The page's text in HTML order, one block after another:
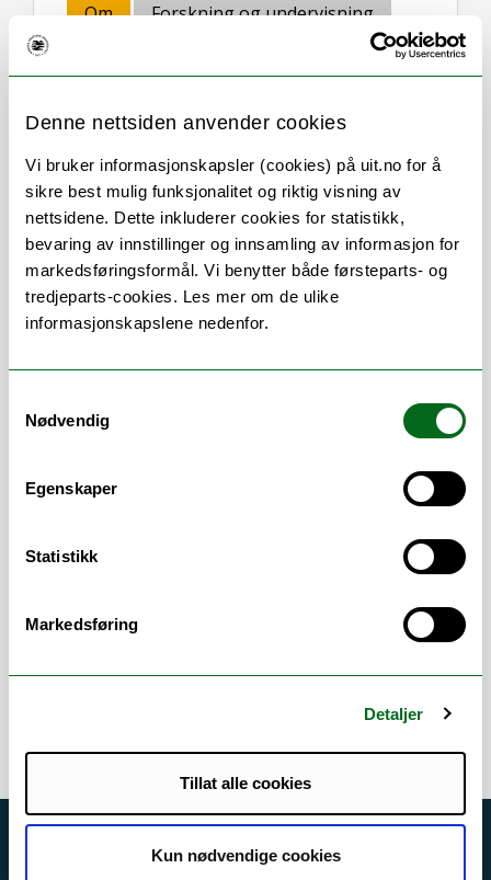
Denne nettsiden anvender cookies
Vi bruker informasjonskapsler (cookies) på uit.no for å
sikre best mulig funksjonalitet og riktig visning av
nettsidene. Dette inkluderer cookies for statistikk,
bevaring av innstillinger og innsamling av informasjon for
markedsføringsformål. Vi benytter både førsteparts- og
tredjeparts-cookies. Les mer om de ulike
informasjonskapslene nedenfor.
Nødvendig
Egenskaper
Statistikk
Markedsføring
Detaljer
Tillat alle cookies
Kun nødvendige cookies
Om
Forskning og undervisning
Stillingsbeskrivelse
Eg jobbar no på Enhet for administrative
tjenester (IVT-fak).
På IVT-fak skal eg jobbe med
eksamensadministrasjon. I første omgang
anna:
Sette eksamensdato i TP: Eksamen
Arbeidsområder
Digital eksamen
/
Studieveiledning/TP/WISEflow